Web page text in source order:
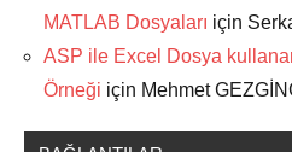
MATLAB Dosyaları için
ASP ile Excel Dosya
Örneği için Mehmet